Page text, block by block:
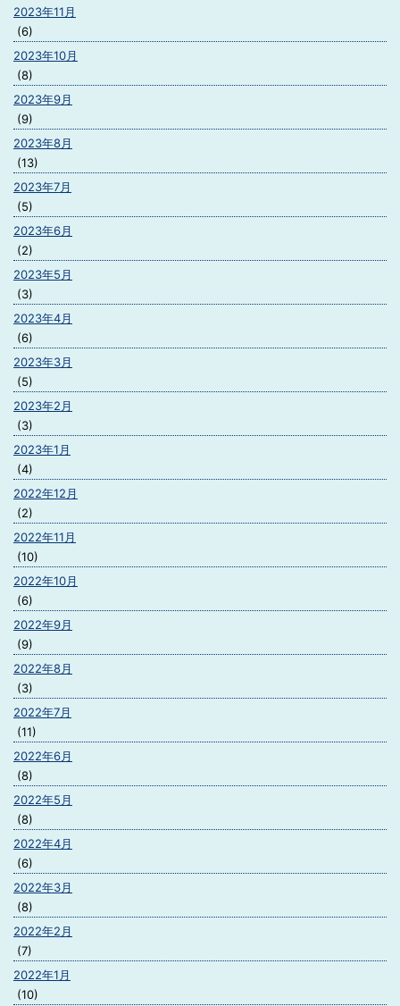
2023年11月
(6)
2023年10月
(8)
2023年9月
(9)
2023年8月
(13)
2023年7月
(5)
2023年6月
(2)
2023年5月
(3)
2023年4月
(6)
2023年3月
(5)
2023年2月
(3)
2023年1月
(4)
2022年12月
(2)
2022年11月
(10)
2022年10月
(6)
2022年9月
(9)
2022年8月
(3)
2022年7月
(11)
2022年6月
(8)
2022年5月
(8)
2022年4月
(6)
2022年3月
(8)
2022年2月
(7)
2022年1月
(10)